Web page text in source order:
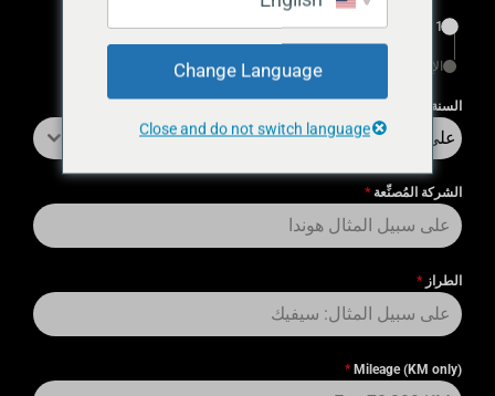
1
الإنهاء
السنة
على سبيل المثال 2018
الشركة المُصنِّعة *
الطراز *
Mileage (KM only)
*
Change Language
Close and do not switch language